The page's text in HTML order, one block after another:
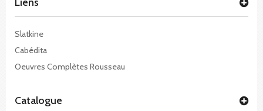
Slatkine
Cabédita
Oeuvres Complètes Rousseau
Catalogue